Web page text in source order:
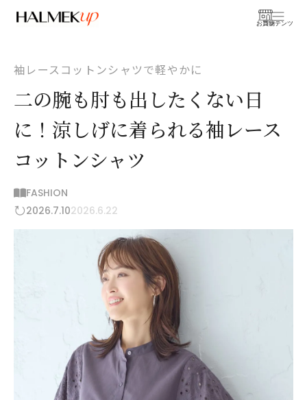
お買物
コンテンツ
袖レースコットンシャツで軽やかに
二の腕も肘も出したくない日
に！涼しげに着られる袖レース
コットンシャツ
FASHION
2026.7.102026.6.22